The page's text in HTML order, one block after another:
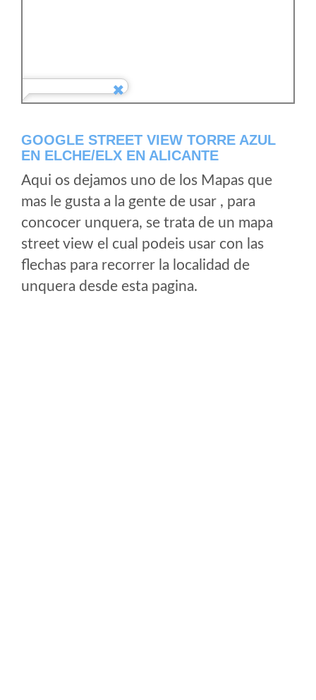
GOOGLE STREET VIEW TORRE AZUL
EN ELCHE/ELX EN ALICANTE
Aqui os dejamos uno de los Mapas que
mas le gusta a la gente de usar , para
concocer unquera, se trata de un mapa
street view el cual podeis usar con las
flechas para recorrer la localidad de
unquera desde esta pagina.